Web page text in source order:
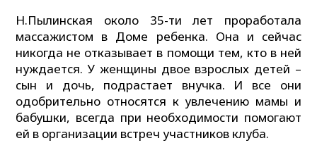
Н.Пылинская около 35-ти лет проработала
массажистом в Доме ребенка. Она и сейчас
никогда не отказывает в помощи тем, кто в ней
нуждается. У женщины двое взрослых детей –
сын и дочь, подрастает внучка. И все они
одобрительно относятся к увлечению мамы и
бабушки, всегда при необходимости помогают
ей в организации встреч участников клуба.